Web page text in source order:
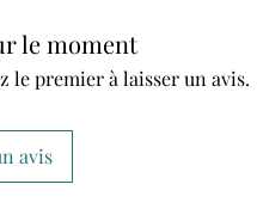
le moment
le premier à laisser un avis.
avis